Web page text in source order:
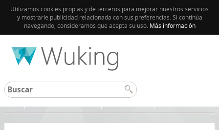
Utilizamos cookies propias y de terceros para mejorar nuestros servicios
y mostrarle publicidad relacionada con sus preferencias. Si continúa
navegando, consideramos que acepta su uso. Más información